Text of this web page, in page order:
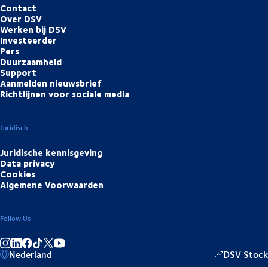
Contact
Over DSV
Werken bij DSV
Investeerder
Pers
Duurzaamheid
Support
Aanmelden nieuwsbrief
Richtlijnen voor sociale media
Juridisch
Juridische kennisgeving
Data privacy
Cookies
Algemene Voorwaarden
Follow Us
Deel op Instagram
Deel op LinkedIn
Deel op Facebook
Deel op TikTok
Nederland DSV Stock